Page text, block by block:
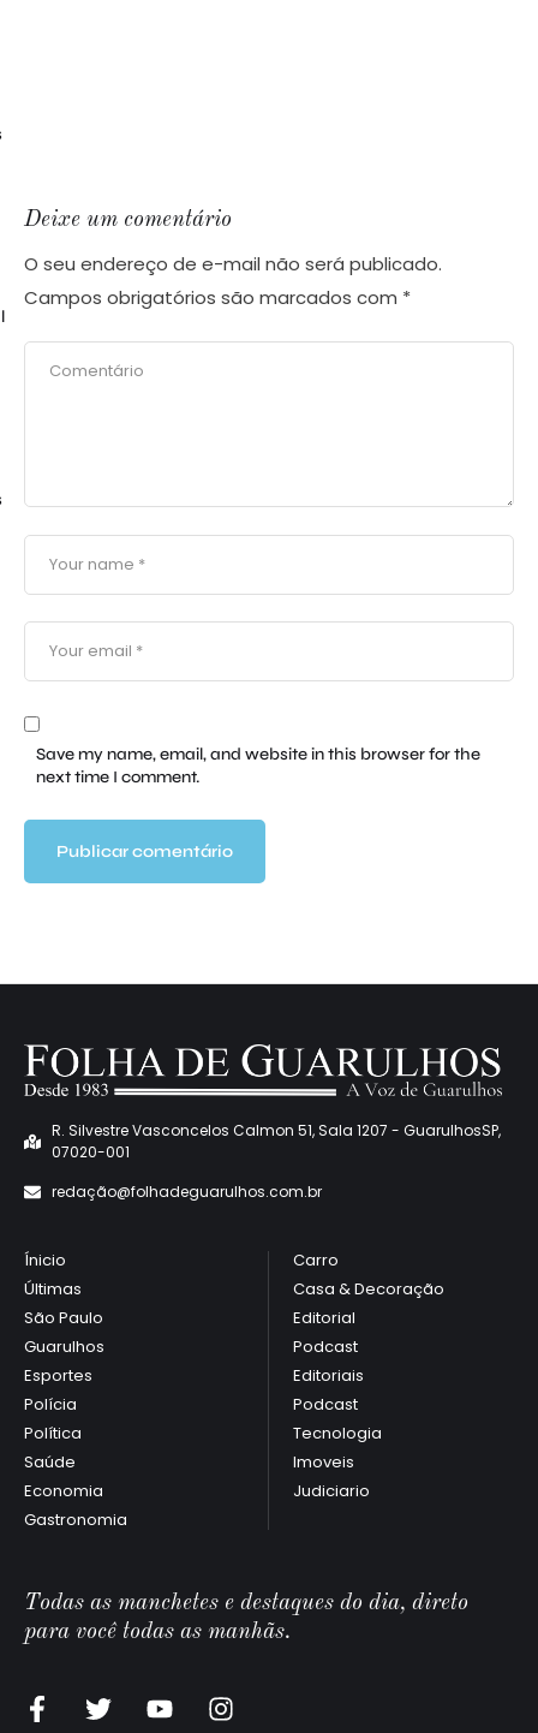
Deixe um comentário
O seu endereço de e-mail não será publicado.
Campos obrigatórios são marcados com *
Save my name, email, and website in this browser for the
next time I comment.
R. Silvestre Vasconcelos Calmon 51, Sala 1207 - GuarulhosSP,
07020-001
redação@folhadeguarulhos.com.br
Ínicio
Últimas
São Paulo
Guarulhos
Esportes
Polícia
Política
Saúde
Economia
Gastronomia
Carro
Casa & Decoração
Editorial
Podcast
Editoriais
Podcast
Tecnologia
Imoveis
Judiciario
Todas as manchetes e destaques do dia, direto
para você todas as manhãs.